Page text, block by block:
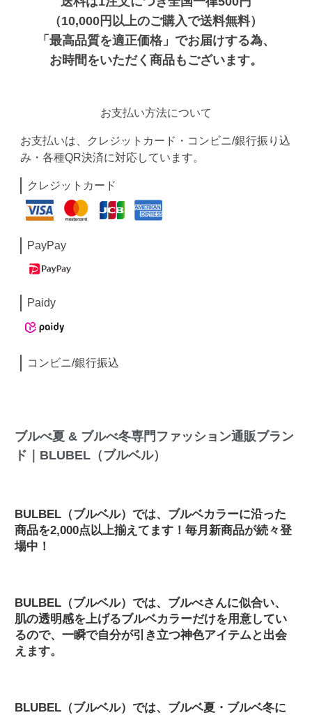
（10,000円以上のご購入で送料無料）
「最高品質を適正価格」でお届けする為、
お時間をいただく商品もございます。
お支払い方法について
お支払いは、クレジットカード・コンビニ/銀行振り込
み・各種QR決済に対応しています。
クレジットカード
PayPay
Paidy
コンビニ/銀行振込
ブルべ夏 & ブルべ冬専門ファッション通販ブラン
ド｜BLUBEL（ブルベル）
BULBEL（ブルベル）では、ブルベカラーに沿った
商品を2,000点以上揃えてます！毎月新商品が続々登
場中！
BULBEL（ブルベル）では、ブルべさんに似合い、
肌の透明感を上げるブルベカラーだけを用意してい
るので、一瞬で自分が引き立つ神色アイテムと出会
えます。
BLUBEL（ブルベル）では、ブルベ夏・ブルベ冬に